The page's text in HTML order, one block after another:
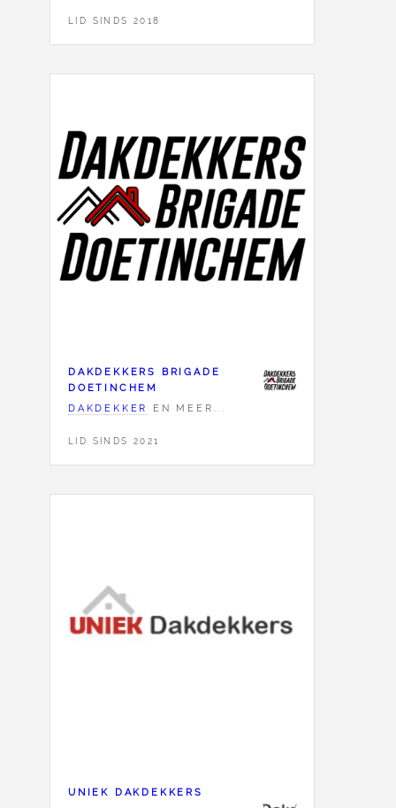
LID SINDS 2018
DAKDEKKERS BRIGADE
DOETINCHEM
DAKDEKKER
EN MEER...
LID SINDS 2021
UNIEK DAKDEKKERS